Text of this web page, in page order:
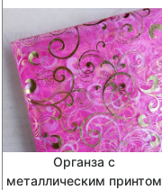
Органза с
металлическим принтом